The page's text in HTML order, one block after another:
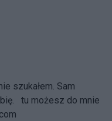
szukałem. Sam
tu możesz do mnie